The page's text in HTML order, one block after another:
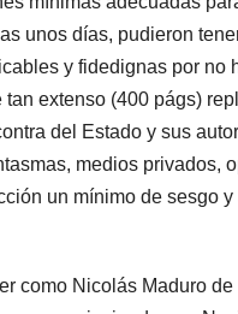
unos días, pudieron
y fidedignas por
extenso (400 págs)
del Estado y sus
medios privados,
un mínimo de sesgo
como Nicolás Maduro